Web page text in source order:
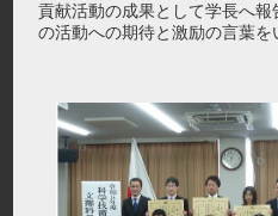
貢献活動の成果として学長へ
の活動への期待と激励の言葉を